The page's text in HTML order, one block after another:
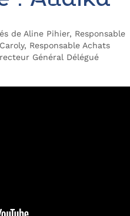
de Aline Pihier, Responsable
Responsable Achats
Général Délégué